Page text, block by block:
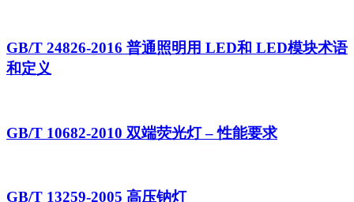
GB/T 24826-2016 普通照明用 LED和 LED模块术语
和定义
GB/T 10682-2010 双端荧光灯 – 性能要求
GB/T 13259-2005 高压钠灯